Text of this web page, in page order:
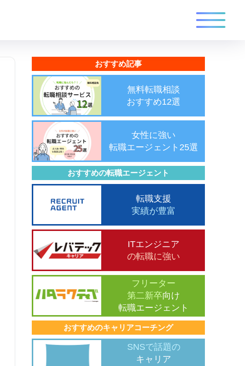
おすすめ記事
無料転職相談
おすすめ12選
女性に強い
転職エージェント25選
おすすめの転職エージェント
転職支援
実績が豊富
ITエンジニア
の転職に強い
フリーター
第二新卒向け
転職エージェント
おすすめのキャリアコーチング
SNSで話題の
キャリア